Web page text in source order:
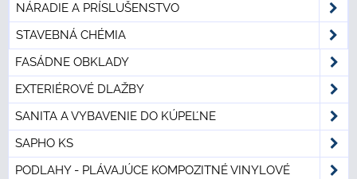
NÁRADIE A PRÍSLUŠENSTVO
STAVEBNÁ CHÉMIA
FASÁDNE OBKLADY
EXTERIÉROVÉ DLAŽBY
SANITA A VYBAVENIE DO KÚPEĽNE
SAPHO KS
PODLAHY - PLÁVAJÚCE KOMPOZITNÉ VINYLOVÉ